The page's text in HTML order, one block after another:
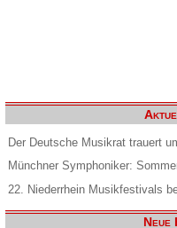
Der Deutsche Musikrat trauert
Münchner Symphoniker:
22. Niederrhein Musikfestivals
Neue